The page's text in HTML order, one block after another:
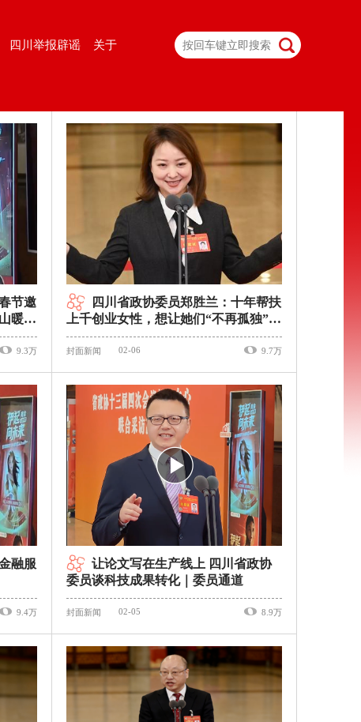
四川举报辟谣 关于
节邀
暖雪
9.3万
四川省政协委员郑胜兰：十年帮扶
上千创业女性，想让她们“不再孤独”｜
委员通道
封面新闻 02-06 9.7万
融服
9.4万
让论文写在生产线上 四川省政协
委员谈科技成果转化｜委员通道
封面新闻 02-05 8.9万